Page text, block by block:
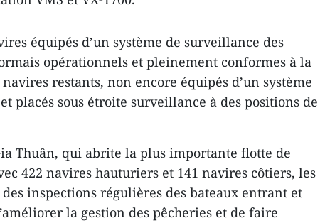
équipés d’un système de surveillance des
opérationnels et pleinement conformes à la
restants, non encore équipés d’un système
placés sous étroite surveillance à des positions de
Thuân, qui abrite la plus importante flotte de
422 navires hauturiers et 141 navires côtiers, les
inspections régulières des bateaux entrant et
la gestion des pêcheries et de faire